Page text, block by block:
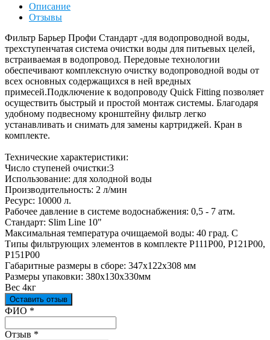
Описание
Отзывы
Фильтр Барьер Профи Стандарт -для водопроводной воды,
трехступенчатая система очистки воды для питьевых целей,
встраиваемая в водопровод. Передовые технологии
обеспечивают комплексную очистку водопроводной воды от
всех основных содержащихся в ней вредных
примесей.Подключение к водопроводу Quick Fitting позволяет
осуществить быстрый и простой монтаж системы. Благодаря
удобному подвесному кронштейну фильтр легко
устанавливать и снимать для замены картриджей. Кран в
комплекте.
Технические характеристики:
Число ступеней очистки:3
Использование: для холодной воды
Производительность: 2 л/мин
Ресурс: 10000 л.
Рабочее давление в системе водоснабжения: 0,5 - 7 атм.
Стандарт: Slim Line 10"
Максимальная температура очищаемой воды: 40 град. С
Типы фильтрующих элементов в комплекте Р111Р00, Р121Р00,
Р151Р00
Габаритные размеры в сборе: 347x122x308 мм
Размеры упаковки: 380x130x330мм
Вес 4кг
Оставить отзыв
Ваш отзыв был отправлен!
ФИО *
Отзыв *